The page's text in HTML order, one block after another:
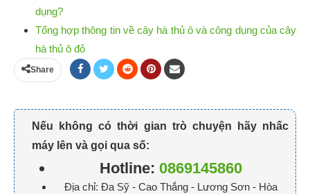
dụng?
Tổng hợp thông tin về cây hà thủ ô và công dụng của cây
hà thủ ô đỏ
Share
Nếu không có thời gian trò chuyện hãy nhấc
máy lên và gọi qua số:
Hotline: 0869145860
Địa chỉ: Đa Sỹ - Cao Thắng - Lương Sơn - Hòa